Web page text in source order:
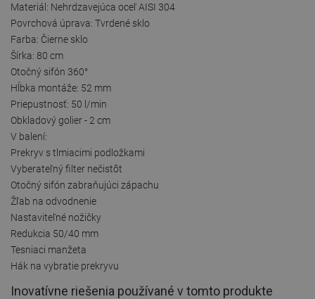
Materiál: Nehrdzavejúca oceľ AISI 304
Povrchová úprava: Tvrdené sklo
Farba: Čierne sklo
Šírka: 80 cm
Otočný sifón 360°
Hĺbka montáže: 52 mm
Priepustnosť: 50 l/min
Obkladový golier - 2 cm
V balení:
Prekryv s tlmiacimi podložkami
Vyberateľný filter nečistôt
Otočný sifón zabraňujúci zápachu
Žľab na odvodnenie
Nastaviteľné nožičky
Redukcia 50/40 mm
Tesniaci manžeta
Hák na vybratie prekryvu
Inovatívne riešenia používané v tomto produkte